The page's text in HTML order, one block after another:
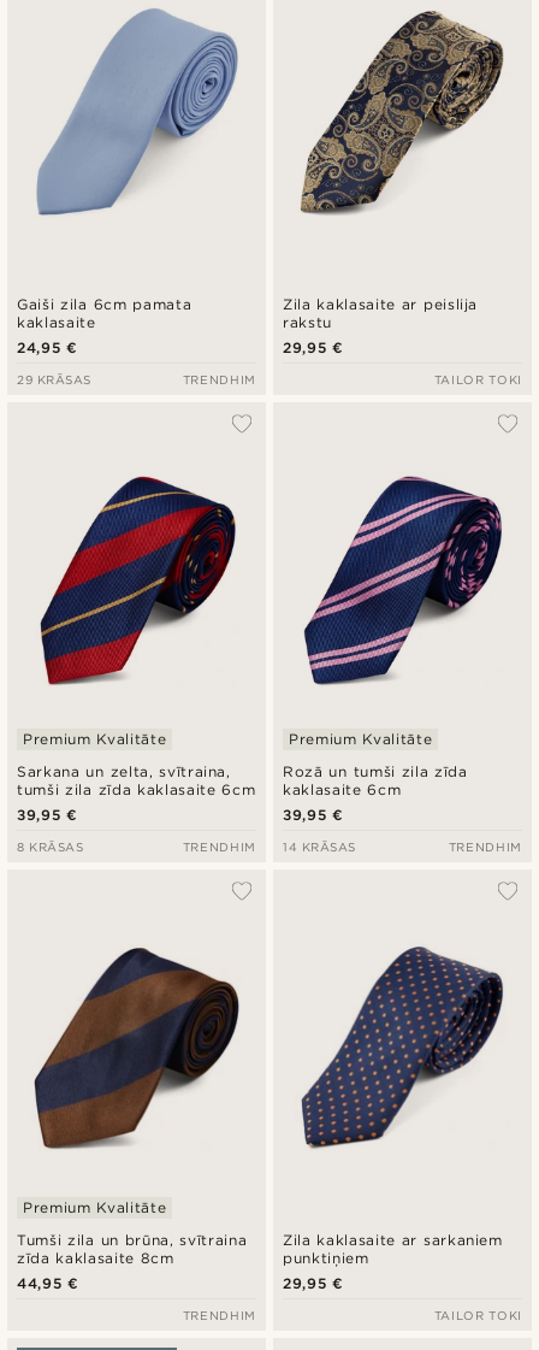
Gaiši zila 6cm pamata
kaklasaite
24,95 €
29 KRĀSAS TRENDHIM
Zila kaklasaite ar peislija
rakstu
29,95 €
TAILOR TOKI
Sarkana un zelta, svītraina,
tumši zila zīda kaklasaite 6cm
Premium Kvalitāte
39,95 €
8 KRĀSAS TRENDHIM
Rozā un tumši zila zīda
kaklasaite 6cm
Premium Kvalitāte
39,95 €
14 KRĀSAS TRENDHIM
Tumši zila un brūna, svītraina
zīda kaklasaite 8cm
Premium Kvalitāte
44,95 €
TRENDHIM
Zila kaklasaite ar sarkaniem
punktiņiem
29,95 €
TAILOR TOKI